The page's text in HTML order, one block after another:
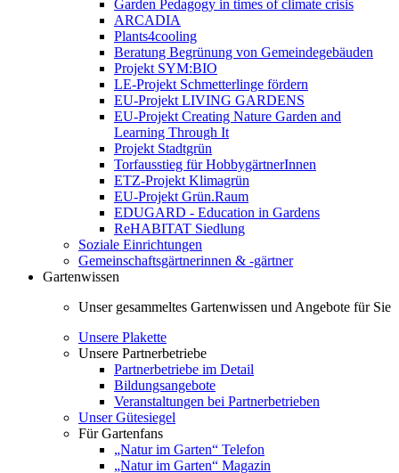
Garden Pedagogy in times of climate crisis
ARCADIA
Plants4cooling
Beratung Begrünung von Gemeindegebäuden
Projekt SYM:BIO
LE-Projekt Schmetterlinge fördern
EU-Projekt LIVING GARDENS
EU-Projekt Creating Nature Garden and
Learning Through It
Projekt Stadtgrün
Torfausstieg für HobbygärtnerInnen
ETZ-Projekt Klimagrün
EU-Projekt Grün.Raum
EDUGARD - Education in Gardens
ReHABITAT Siedlung
Soziale Einrichtungen
Gemeinschaftsgärtnerinnen & -gärtner
Gartenwissen
Unser gesammeltes Gartenwissen und Angebote für Sie
Unsere Plakette
Unsere Partnerbetriebe
Partnerbetriebe im Detail
Bildungsangebote
Veranstaltungen bei Partnerbetrieben
Unser Gütesiegel
Für Gartenfans
„Natur im Garten“ Telefon
„Natur im Garten“ Magazin